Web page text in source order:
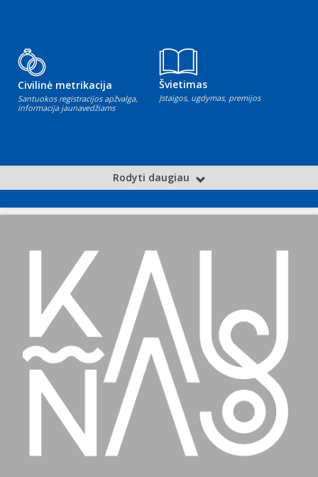
Civilinė metrikacija
Santuokos registracijos apžvalga,
informacija jaunavedžiams
Švietimas
Įstaigos, ugdymas, premijos
Rodyti daugiau